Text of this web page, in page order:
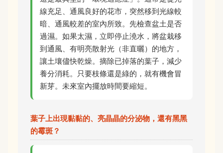
線充足、通風良好的花市，突然移到光線較
暗、通風較差的室內所致。先檢查盆土是否
過濕。如果太濕，立即停止澆水，將盆栽移
到通風、有明亮散射光（非直曬）的地方，
讓土壤儘快乾燥。摘除已掉落的葉子，減少
養分消耗。只要枝條還是綠的，就有機會冒
新芽。未來室內擺放時間要縮短。
葉子上出現黏黏的、亮晶晶的分泌物，還有黑黑
的霉斑？